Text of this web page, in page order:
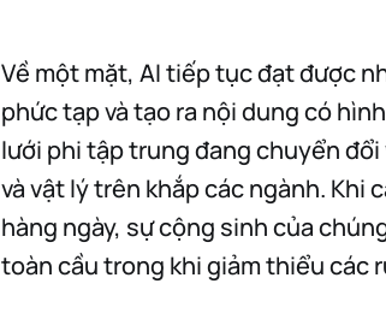
Về một mặt, AI tiếp tục đạt được
phức tạp và tạo ra nội dung có
lưới phi tập trung đang chuyển
và vật lý trên khắp các ngành. Khi
hàng ngày, sự cộng sinh của
toàn cầu trong khi giảm thiểu các